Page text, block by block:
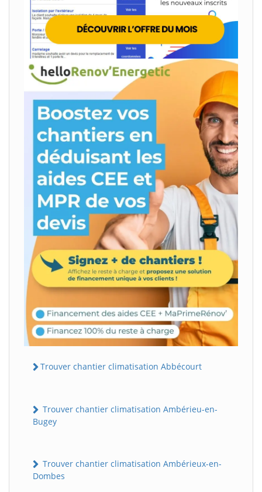
Trouver chantier climatisation Abbécourt
Trouver chantier climatisation Ambérieu-en-
Bugey
Trouver chantier climatisation Ambérieux-en-
Dombes